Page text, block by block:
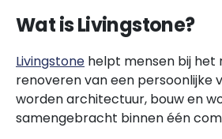
Wat is Livingstone?
Livingstone helpt mensen bij het
renoveren van een persoonlijke
worden architectuur, bouw en
samengebracht binnen één